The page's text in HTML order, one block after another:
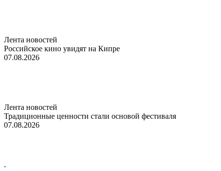
Лента новостей
Российское кино увидят на Кипре
07.08.2026
Лента новостей
Традиционные ценности стали основой фестиваля
07.08.2026